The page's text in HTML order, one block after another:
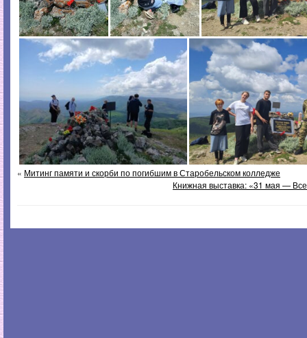
« Митинг памяти и скорби по погибшим в Старобельском колледже
Книжная выставка: «31 мая —